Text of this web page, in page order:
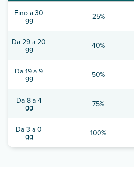
Fino a 30
gg 25%
Da 29 a 20
gg 40%
Da 19 a 9
gg 50%
Da 8 a 4
gg 75%
Da 3 a 0
gg 100%